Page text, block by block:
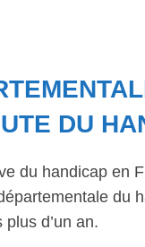
DU
du handicap en
du
d’un an.